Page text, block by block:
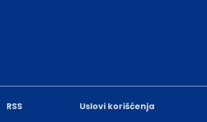
RSS Uslovi korišćenja